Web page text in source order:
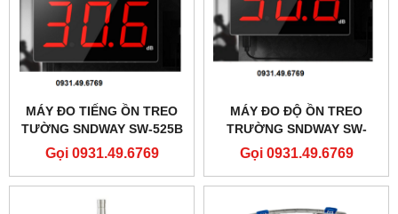
MÁY ĐO TIẾNG ỒN TREO
TƯỜNG SNDWAY SW-525B
CÓ LƯU VÀ XUẤT DỮ LIỆU
Gọi 0931.49.6769
MÁY ĐO ĐỘ ỒN TREO
TRƯỜNG SNDWAY SW-
525A
Gọi 0931.49.6769